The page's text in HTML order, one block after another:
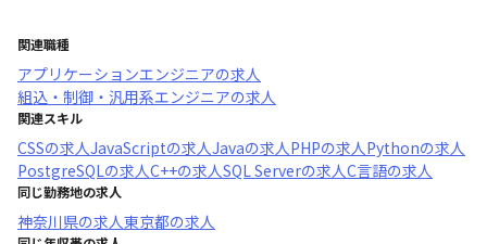
関連職種
アプリケーションエンジニアの求人
組込・制御・汎用系エンジニアの求人
関連スキル
CSSの求人JavaScriptの求人Javaの求人PHPの求人Pythonの求人
PostgreSQLの求人C++の求人SQL Serverの求人C言語の求人
同じ勤務地の求人
神奈川県の求人東京都の求人